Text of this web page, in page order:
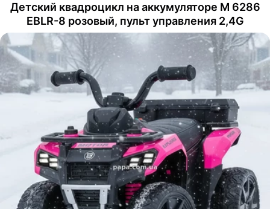
Детский квадроцикл на аккумуляторе M 6286
EBLR-8 розовый, пульт управления 2,4G